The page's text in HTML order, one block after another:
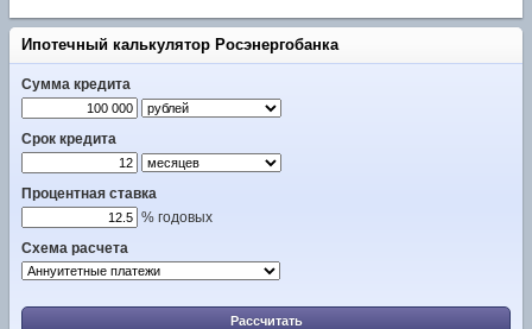
Ипотечный калькулятор Росэнергобанка
Сумма кредита
Срок кредита
Процентная ставка
% годовых
Схема расчета
Рассчитать